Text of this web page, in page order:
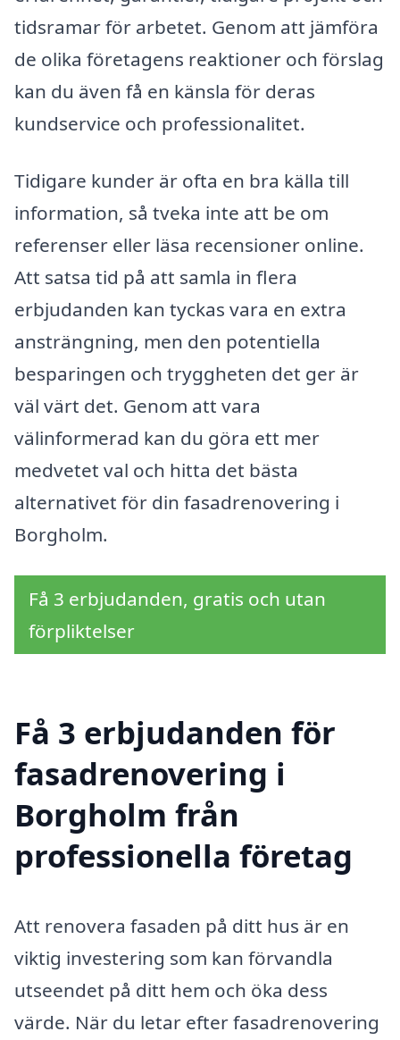
tidsramar för arbetet. Genom att jämföra
de olika företagens reaktioner och förslag
kan du även få en känsla för deras
kundservice och professionalitet.
Tidigare kunder är ofta en bra källa till
information, så tveka inte att be om
referenser eller läsa recensioner online.
Att satsa tid på att samla in flera
erbjudanden kan tyckas vara en extra
ansträngning, men den potentiella
besparingen och tryggheten det ger är
väl värt det. Genom att vara
välinformerad kan du göra ett mer
medvetet val och hitta det bästa
alternativet för din fasadrenovering i
Borgholm.
Få 3 erbjudanden, gratis och utan
förpliktelser
Få 3 erbjudanden för
fasadrenovering i
Borgholm från
professionella företag
Att renovera fasaden på ditt hus är en
viktig investering som kan förvandla
utseendet på ditt hem och öka dess
värde. När du letar efter fasadrenovering